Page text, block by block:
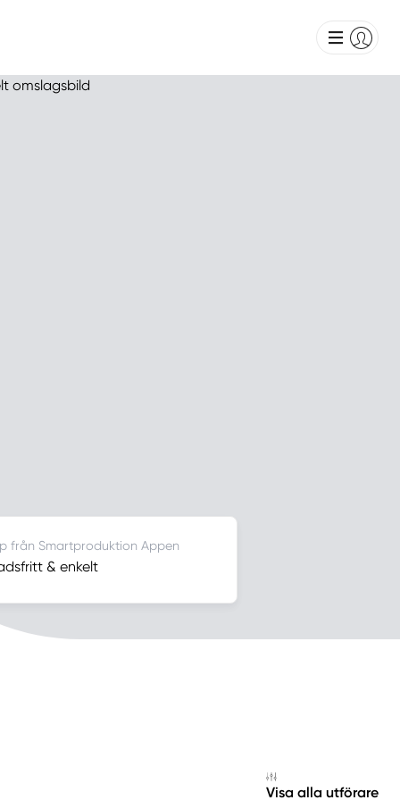
från Smartproduktion Appen
& enkelt
Visa alla utförare